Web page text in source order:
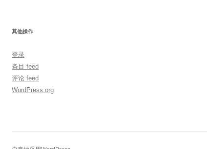
其他操作
登录
条目 feed
评论 feed
WordPress.org